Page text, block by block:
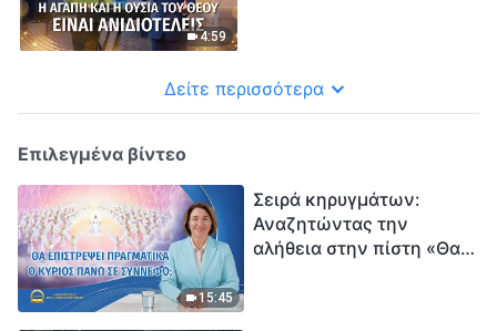
4:59
Δείτε περισσότερα
Επιλεγμένα βίντεο
15:45
Σειρά κηρυγμάτων:
Αναζητώντας την
αλήθεια στην πίστη «Θα